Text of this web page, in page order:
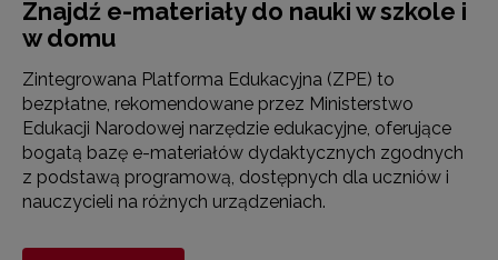
Znajdź e-materiały do nauki w szkole i
w domu
Zintegrowana Platforma Edukacyjna (ZPE) to
bezpłatne, rekomendowane przez Ministerstwo
Edukacji Narodowej narzędzie edukacyjne, oferujące
bogatą bazę e-materiałów dydaktycznych zgodnych
z podstawą programową, dostępnych dla uczniów i
nauczycieli na różnych urządzeniach.